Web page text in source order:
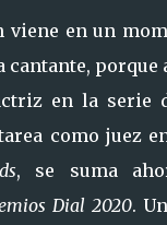
viene en un
cantante, porque
en la serie
como juez
, se suma
Dial 2020.